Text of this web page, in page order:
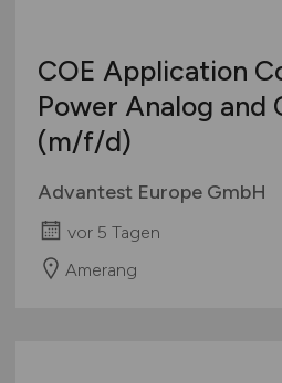
COE Application
Power Analog and
(m/f/d)
Advantest Europe GmbH
vor 5 Tagen
Amerang